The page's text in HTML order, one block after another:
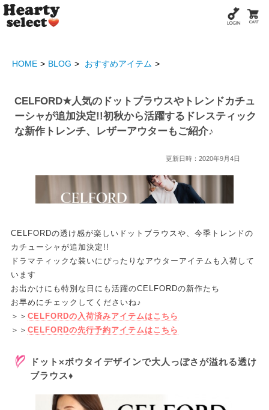
HOME BLOG おすすめアイテム
CELFORD★人気のドットブラウスやトレンドカチュ
ーシャが追加決定!!初秋から活躍するドレスティック
な新作トレンチ、レザーアウターもご紹介♪
更新日時：2020年9月4日
CELFORDの透け感が楽しいドットブラウスや、今季トレンドの
カチューシャが追加決定!!
ドラマティックな装いにぴったりなアウターアイテムも入荷して
います
お出かけにも特別な日にも活躍のCELFORDの新作たち
お早めにチェックしてくださいね♪
＞＞ CELFORDの入荷済みアイテムはこちら
＞＞ CELFORDの先行予約アイテムはこちら
ドット×ボウタイデザインで大人っぽさが溢れる透け
ブラウス♦